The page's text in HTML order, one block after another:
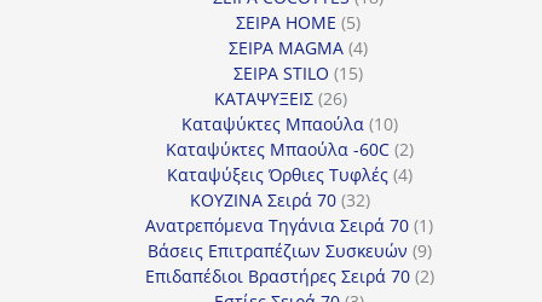
ΣΕΙΡΑ HOME 55
προϊόντα
ΣΕΙΡΑ MAGMA 44
προϊόντα
ΣΕΙΡΑ STILO 1515
ΚΑΤΑΨΥΞΕΙΣ 2626
προϊόντα
Καταψύκτες Μπαούλα 1010
προϊόντα
Καταψύκτες Μπαούλα -60C 22
προϊόντα
Καταψύξεις Όρθιες Τυφλές 44
ΚΟΥΖΙΝΑ Σειρά 70 3232
προϊόντα
Ανατρεπόμενα Τηγάνια Σειρά 70 11
προϊόν
Βάσεις Επιτραπέζιων Συσκευών 99
προϊόντα
Επιδαπέδιοι Βραστήρες Σειρά 70 22